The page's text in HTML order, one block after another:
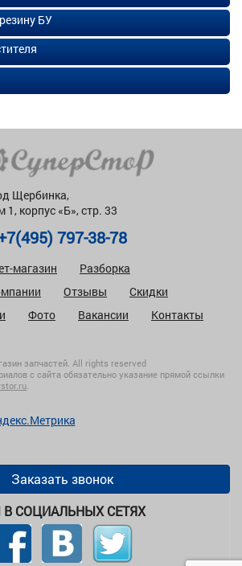
БУ
Щербинка,
корпус «Б», стр. 33
797-38-78
магазин
Разборка
Отзывы
Скидки
Фото Вакансии
Контакты
запчастей. All rights reserved
с сайта обязательно указание прямой ссылки
.
Заказать звонок
СОЦИАЛЬНЫХ СЕТЯХ